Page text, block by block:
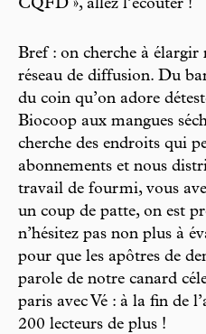
CQFD », allez l’écouter !
Bref : on cherche à
réseau de diffusion. Du
du coin qu’on adore
Biocoop aux mangues
cherche des endroits qui
abonnements et nous
travail de fourmi, vous
un coup de patte, on est
n’hésitez pas non plus à
pour que les apôtres de
parole de notre canard
paris avec Vé : à la fin de
200 lecteurs de plus !